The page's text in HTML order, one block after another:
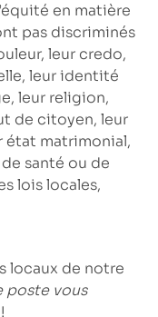
en matière
pas discriminés
leur credo,
leur identité
leur religion,
de citoyen, leur
état matrimonial,
santé ou de
lois locales,
locaux de notre
poste vous